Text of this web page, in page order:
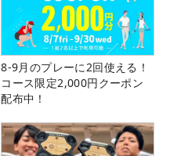
8-9月のプレーに2回使える！
コース限定2,000円クーポン
配布中！